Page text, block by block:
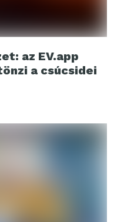
az EV.app
a csúcsidei